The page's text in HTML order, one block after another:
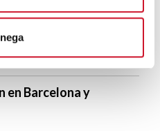
en Barcelona y